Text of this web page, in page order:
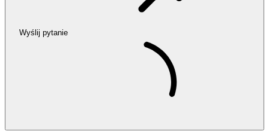
Wyślij pytanie